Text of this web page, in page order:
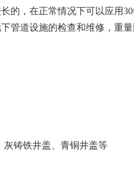
的，在正常情况下可以应用
管道设施的检查和维修，重
灰铸铁井盖、青铜井盖等